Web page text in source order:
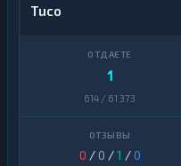
Tuco
1
614 / 61 373
0 / 0 /1 /0